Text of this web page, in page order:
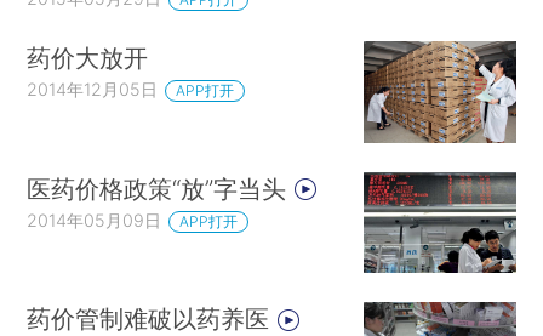
药价大放开
2014年12月05日 APP打开
医药价格政策“放”字当头
2014年05月09日 APP打开
药价管制难破以药养医